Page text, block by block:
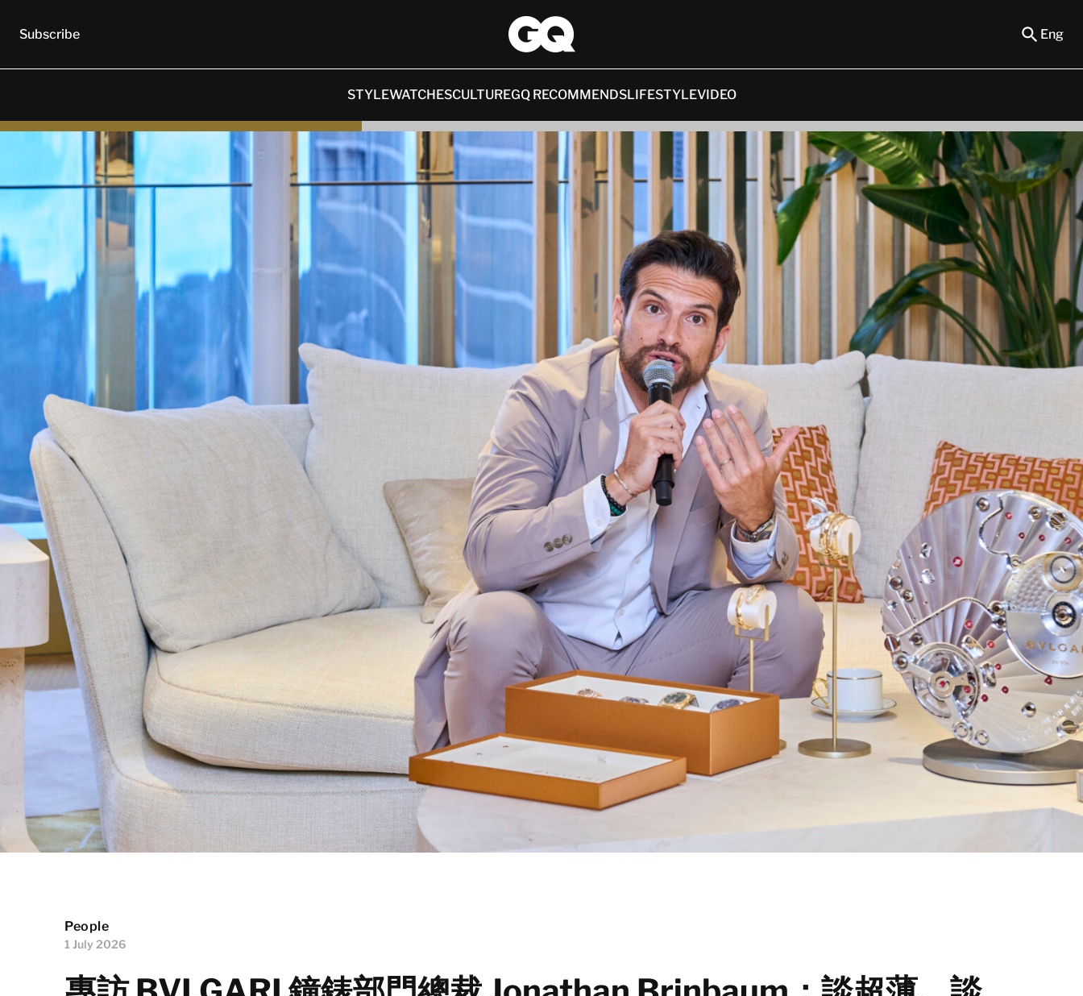
Subscribe Eng
STYLEWATCHESCULTUREGQ RECOMMENDSLIFESTYLEVIDEO
People
1 July 2026